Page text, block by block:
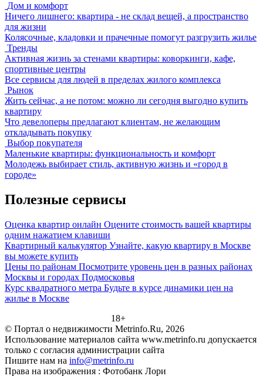
Дом и комфорт
Ничего лишнего: квартира - не склад вещей, а пространство
для жизни
Колясочные, кладовки и прачечные помогут разгрузить жилье
Тренды
Активная жизнь за стенами квартиры: коворкинги, кафе,
спортивные центры
Все сервисы для людей в пределах жилого комплекса
Рынок
Жить сейчас, а не потом: можно ли сегодня выгодно купить
квартиру
Что девелоперы предлагают клиентам, не желающим
откладывать покупку
Выбор покупателя
Маленькие квартиры: функциональность и комфорт
Молодежь выбирает стиль, активную жизнь и «город в
городе»
Полезные сервисы
Оценка квартир онлайн Оцените стоимость вашей квартиры
одним нажатием клавиши
Квартирный калькулятор Узнайте, какую квартиру в Москве
вы можете купить
Цены по районам Посмотрите уровень цен в разных районах
Москвы и городах Подмосковья
Курс квадратного метра Будьте в курсе динамики цен на
жилье в Москве
18+
© Портал о недвижимости Metrinfo.Ru, 2026
Использование материалов сайта www.metrinfo.ru допускается
только с согласия администрации сайта
Пишите нам на info@metrinfo.ru
Права на изображения : Фотобанк Лори